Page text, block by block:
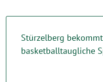
Stürzelberg
basketballtaugliche